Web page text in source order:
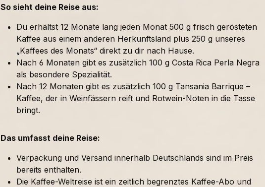
So sieht deine Reise aus:
Du erhältst 12 Monate lang jeden Monat 500 g frisch gerösteten
Kaffee aus einem anderen Herkunftsland plus 250 g unseres
„Kaffees des Monats“ direkt zu dir nach Hause.
Nach 6 Monaten gibt es zusätzlich 100 g Costa Rica Perla Negra
als besondere Spezialität.
Nach 12 Monaten gibt es zusätzlich 100 g Tansania Barrique –
Kaffee, der in Weinfässern reift und Rotwein-Noten in die Tasse
bringt.
Das umfasst deine Reise:
Verpackung und Versand innerhalb Deutschlands sind im Preis
bereits enthalten.
Die Kaffee-Weltreise ist ein zeitlich begrenztes Kaffee-Abo und